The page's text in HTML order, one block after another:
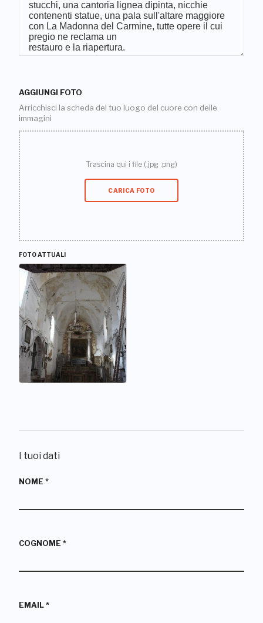
AGGIUNGI FOTO
Arricchisci la scheda del tuo luogo del cuore con delle
immagini
Trascina qui i file (.jpg .png)
CARICA FOTO
FOTO ATTUALI
I tuoi dati
NOME *
COGNOME *
EMAIL *